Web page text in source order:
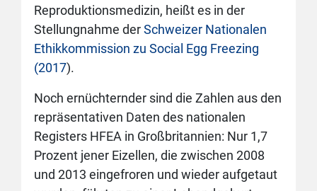
Reproduktionsmedizin, heißt es in der
Stellungnahme derSchweizer Nationalen
Ethikkommission zu Social Egg Freezing
(2017).
Noch ernüchternder sind die Zahlen aus den
repräsentativen Daten des nationalen
Registers HFEA in Großbritannien: Nur 1,7
Prozent jener Eizellen, die zwischen 2008
und 2013 eingefroren und wieder aufgetaut